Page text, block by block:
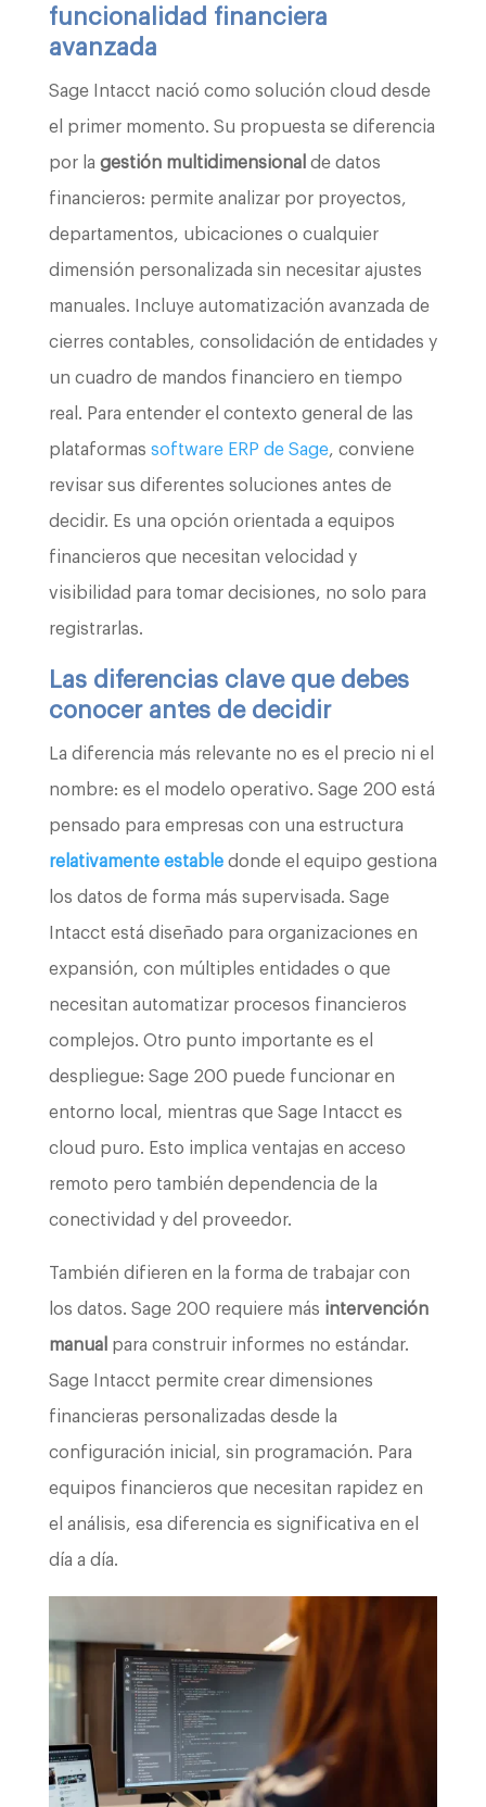
funcionalidad financiera
avanzada
Sage Intacct nació como solución cloud desde
el primer momento. Su propuesta se diferencia
por la gestión multidimensional de datos
financieros: permite analizar por proyectos,
departamentos, ubicaciones o cualquier
dimensión personalizada sin necesitar ajustes
manuales. Incluye automatización avanzada de
cierres contables, consolidación de entidades y
un cuadro de mandos financiero en tiempo
real. Para entender el contexto general de las
plataformas software ERP de Sage, conviene
revisar sus diferentes soluciones antes de
decidir. Es una opción orientada a equipos
financieros que necesitan velocidad y
visibilidad para tomar decisiones, no solo para
registrarlas.
Las diferencias clave que debes
conocer antes de decidir
La diferencia más relevante no es el precio ni el
nombre: es el modelo operativo. Sage 200 está
pensado para empresas con una estructura
relativamente estable donde el equipo gestiona
los datos de forma más supervisada. Sage
Intacct está diseñado para organizaciones en
expansión, con múltiples entidades o que
necesitan automatizar procesos financieros
complejos. Otro punto importante es el
despliegue: Sage 200 puede funcionar en
entorno local, mientras que Sage Intacct es
cloud puro. Esto implica ventajas en acceso
remoto pero también dependencia de la
conectividad y del proveedor.
También difieren en la forma de trabajar con
los datos. Sage 200 requiere más intervención
manual para construir informes no estándar.
Sage Intacct permite crear dimensiones
financieras personalizadas desde la
configuración inicial, sin programación. Para
equipos financieros que necesitan rapidez en
el análisis, esa diferencia es significativa en el
día a día.